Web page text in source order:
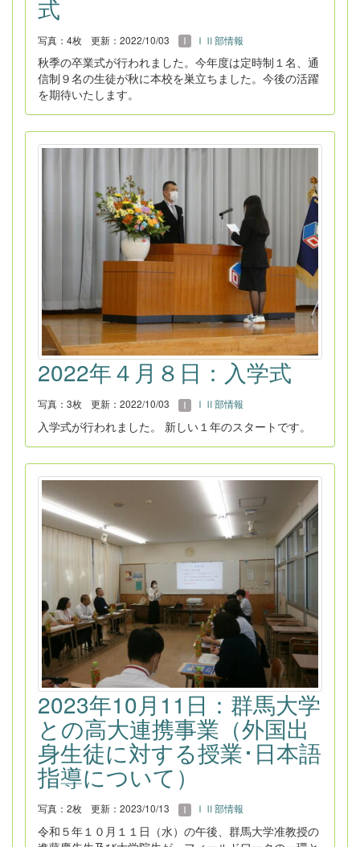
式
写真：4枚 更新：2022/10/03 ⅠⅡ部情報
秋季の卒業式が行われました。今年度は定時制１名、通
信制９名の生徒が秋に本校を巣立ちました。今後の活躍
を期待いたします。
2022年４月８日：入学式
写真：3枚 更新：2022/10/03 ⅠⅡ部情報
入学式が行われました。 新しい１年のスタートです。
2023年10月11日：群馬大学
との高大連携事業（外国出
身生徒に対する授業･日本語
指導について）
写真：2枚 更新：2023/10/13 ⅠⅡ部情報
令和５年１０月１１日（水）の午後、群馬大学准教授の